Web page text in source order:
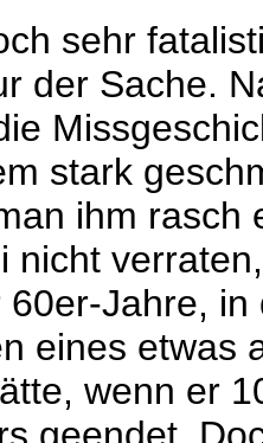
sehr
der Sache.
stark
ihm
nicht
Jahre,
eines etwas
wenn er